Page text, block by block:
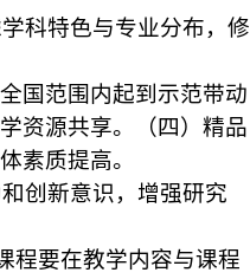
科特色与专业分布，修
国范围内起到示范带动
资源共享。（四）精品
素质提高。
创新意识，增强研究
程要在教学内容与课程